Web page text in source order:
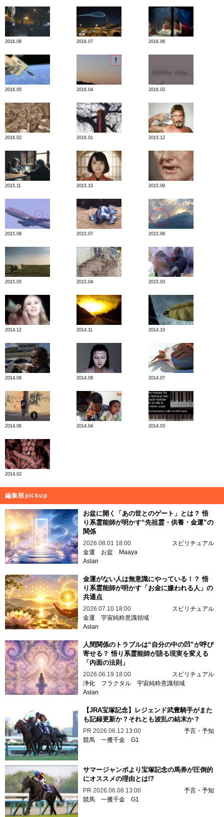
2016.08 2016.07 2016.06
2016.05 2016.04 2016.03
2016.02 2016.01 2015.12
2015.11 2015.10 2015.09
2015.08 2015.07 2015.06
2015.05 2015.04 2015.03
2014.12 2014.11 2014.10
2014.09 2014.08 2014.07
2014.06 2014.04 2014.03
2014.02
編集部pickup
お盆に開く「あの世とのゲート」とは？ 悟
り系霊能師が明かす“先祖霊・供養・金運”の
関係
2026.08.01 18:00
スピリチュアル
金運
お盆
Maaya
Aslan
金運がない人は無意識にやっている！？ 悟
り系霊能師が明かす「お金に嫌われる人」の
共通点
2026.07.10 18:00
スピリチュアル
金運 宇宙純粋意識領域
Aslan
人間関係のトラブルは“自分の中の凹”が呼び
寄せる？ 悟り系霊能師が語る現実を変える
「内面の法則」
2026.06.19 18:00
スピリチュアル
浄化
フラクタル 宇宙純粋意識領域
Aslan
【JRA宝塚記念】レジェンド武豊騎手がまた
も記録更新か？それとも波乱の結末か？
PR 2026.06.12 13:00
予言・予知
競馬 一攫千金 G1
サマージャンボより宝塚記念の馬券が圧倒的
にオススメの理由とは!?
PR 2026.06.08 13:00
予言・予知
競馬 一攫千金 G1